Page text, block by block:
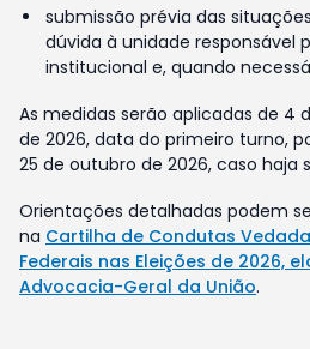
submissão prévia das
dúvida à unidade responsável
institucional e, quando
As medidas serão aplicadas de 4
de 2026, data do primeiro turno,
25 de outubro de 2026, caso haja
Orientações detalhadas podem
na Cartilha de Condutas
Federais nas Eleições de 2026,
Advocacia-Geral da União.